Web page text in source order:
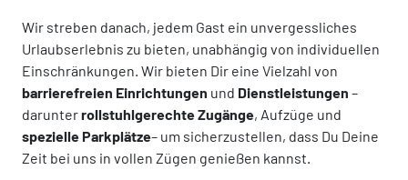
Wir streben danach, jedem Gast ein unvergessliches
Urlaubserlebnis zu bieten, unabhängig von individuellen
Einschränkungen. Wir bieten Dir eine Vielzahl von
barrierefreien Einrichtungen und Dienstleistungen –
darunterrollstuhlgerechte Zugänge, Aufzüge und
spezielle Parkplätze– um sicherzustellen, dass Du Deine
Zeit bei uns in vollen Zügen genießen kannst.